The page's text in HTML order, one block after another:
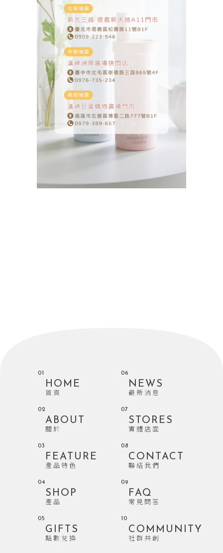
01
HOME
首頁
02
ABOUT
關於
03
FEATURE
產品特色
04
SHOP
產品
05
GIFTS
點數兌換
06
NEWS
最新消息
07
STORES
實體店面
08
CONTACT
聯絡我們
09
FAQ
常見問答
10
COMMUNITY
社群共創